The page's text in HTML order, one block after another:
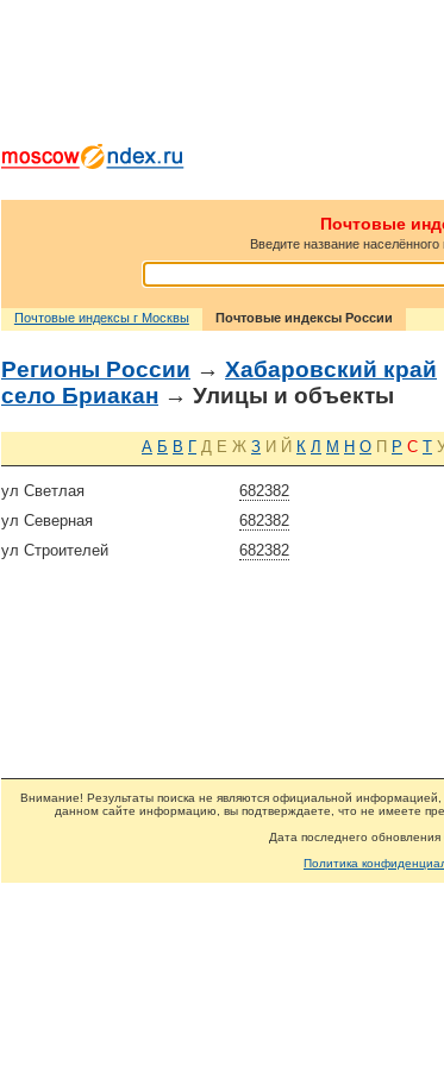
Почтовые
Введите название
Почтовые индексы г Москвы Почтовые индексы России
Регионы России → Хабаровский край
село Бриакан → Улицы и объекты
А Б В Г Д Е Ж З И Й К Л М Н О П Р С Т
682382
ул Светлая
682382
ул Северная
682382
ул Строителей
Внимание! Результаты поиска не являются официальной
данном сайте информацию, вы подтверждаете, что не имеете
Дата последнего
Политика